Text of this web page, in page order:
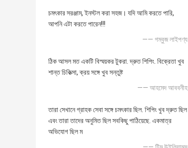
চমৎকার সরঞ্জাম, ইনস্টল করা সহজ। যদি আমি করতে পারি,
আপনি এটা করতে পারেন!!!
—— গম্বুজ লাইপণ্য
ঠিক আসল মত একটি বিস্ময়কর টুকরা. দ্রুত শিপিং. বিক্রেতা খুব
শান্ত চিকিত্সা, ক্রয় সঙ্গে খুব সন্তুষ্ট
—— আহমেদ আববনীহ
তারা সেখানে গ্রাহক সেবা সঙ্গে চমৎকার ছিল. শিপিং খুব দ্রুত ছিল
এবং তারা তাদের অনুমিত ছিল সবকিছু পাঠিয়েছে. একমাত্র
অভিযোগ ছিল ম